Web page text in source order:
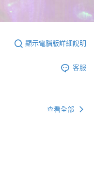
顯示電腦版詳細說明
客服
查看全部